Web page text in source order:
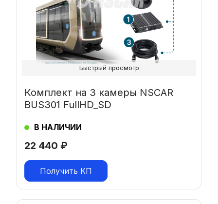
22 440 ₽
Комплект на 3 камеры NSCAR
BUS301 FullHD_SD
В НАЛИЧИИ
Получить КП
Быстрый просмотр